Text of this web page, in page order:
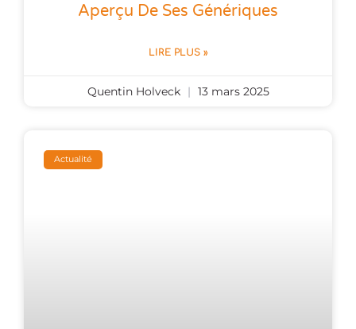
Aperçu De Ses Génériques
LIRE PLUS »
Quentin Holveck 13 mars 2025
Actualité